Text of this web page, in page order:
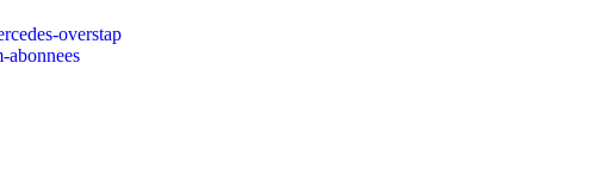
overstap
abonnees